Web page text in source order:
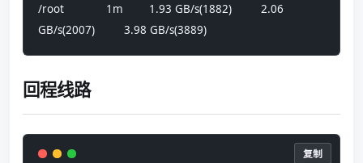
/root             1m        1.93 GB/s(1882)         2.06
GB/s(2007)         3.98 GB/s(3889)
回程线路
复制